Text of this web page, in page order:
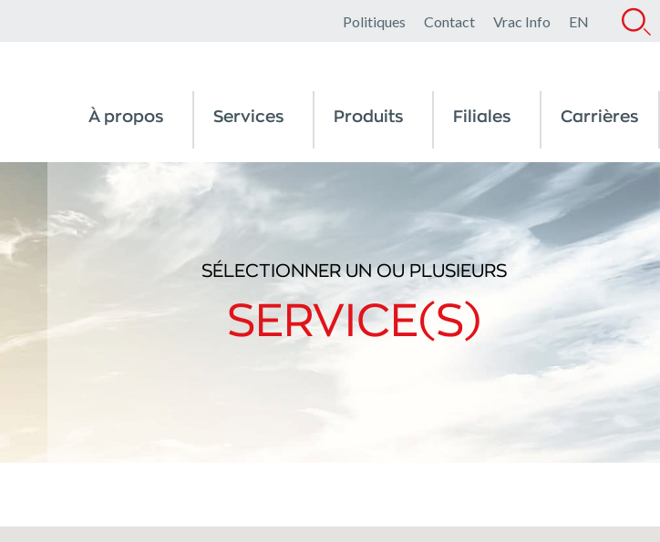
Politiques Contact Vrac Info EN
À propos Services Produits Filiales Carrières
SÉLECTIONNER UN OU PLUSIEURS
SERVICE(S)